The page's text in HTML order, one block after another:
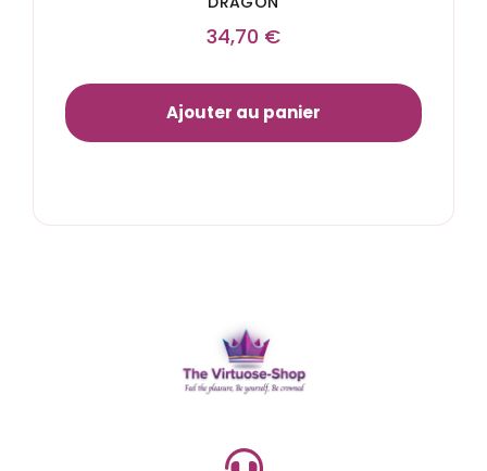
34,70 €
Ajouter au panier